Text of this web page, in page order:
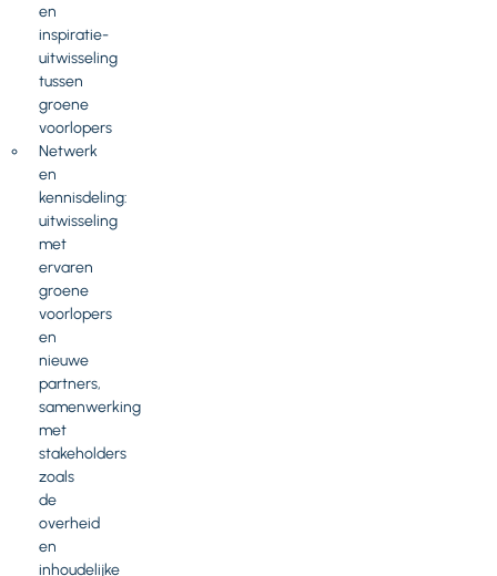
en
inspiratie-
uitwisseling
tussen
groene
voorlopers
Netwerk
en
kennisdeling:
uitwisseling
met
ervaren
groene
voorlopers
en
nieuwe
partners,
samenwerking
met
stakeholders
zoals
de
overheid
en
inhoudelijke